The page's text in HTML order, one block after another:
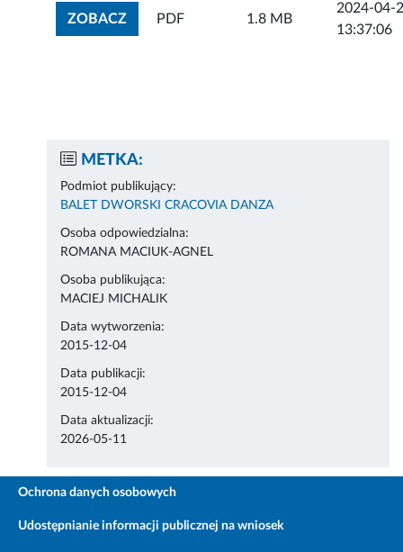
ZOBACZZOBACZ ZAŁĄCZNIK
PDF 1.8 MB
2024-04-
13:37:06
METKA:
Podmiot publikujący:
BALET DWORSKI CRACOVIA DANZA
Osoba odpowiedzialna:
ROMANA MACIUK-AGNEL
Osoba publikująca:
MACIEJ MICHALIK
Data wytworzenia:
2015-12-04
Data publikacji:
2015-12-04
Data aktualizacji:
2026-05-11
Ochrona danych osobowych
Udostępnianie informacji publicznej na wniosek